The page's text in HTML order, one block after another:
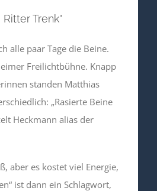
Trenk“
alle paar Tage die Beine.
Freilichtbühne. Knapp
standen Matthias
„Rasierte Beine
Heckmann alias der
aber es kostet viel Energie,
ist dann ein Schlagwort,